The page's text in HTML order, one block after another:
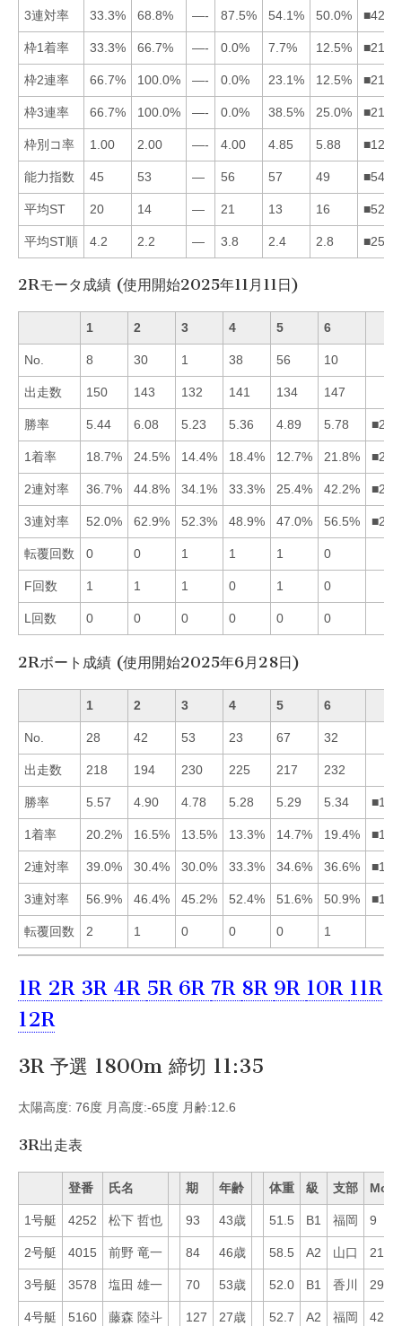
3連対率 33.3% 68.8% —- 87.5% 54.1% 50.0%
枠1着率 33.3% 66.7% —- 0.0% 7.7% 12.5%
枠2連率 66.7% 100.0% —- 0.0% 23.1% 12.5%
枠3連率 66.7% 100.0% —- 0.0% 38.5% 25.0%
枠別コ率 1.00 2.00 —- 4.00 4.85 5.88
能力指数 45 53 — 56 57 49
平均ST 20 14 — 21 13 16
平均ST順 4.2 2.2 — 3.8 2.4 2.8
2Rモータ成績 (使用開始2025年11月11日)
1 2 3 4 5 6
No. 8 30 1 38 56 10
出走数 150 143 132 141 134 147
勝率 5.44 6.08 5.23 5.36 4.89 5.78
1着率 18.7% 24.5% 14.4% 18.4% 12.7% 21.8%
2連対率 36.7% 44.8% 34.1% 33.3% 25.4% 42.2%
3連対率 52.0% 62.9% 52.3% 48.9% 47.0% 56.5%
転覆回数 0 0 1 1 1 0
F回数 1 1 1 0 1 0
L回数 0 0 0 0 0 0
2Rボート成績 (使用開始2025年6月28日)
1 2 3 4 5 6
No. 28 42 53 23 67 32
出走数 218 194 230 225 217 232
勝率 5.57 4.90 4.78 5.28 5.29 5.34
1着率 20.2% 16.5% 13.5% 13.3% 14.7% 19.4%
2連対率 39.0% 30.4% 30.0% 33.3% 34.6% 36.6%
3連対率 56.9% 46.4% 45.2% 52.4% 51.6% 50.9%
転覆回数 2 1 0 0 0 1
1R 2R 3R 4R 5R 6R 7R 8R 9R 10R 11R
12R
3R 予選 1800m 締切 11:35
太陽高度: 76度 月高度:-65度 月齢:12.6
3R出走表
登番 氏名 期 年齢 体重 級 支部 Mo
1号艇 4252 松下 哲也 93 43歳 51.5 B1 福岡 9
2号艇 4015 前野 竜一 84 46歳 58.5 A2 山口 21
3号艇 3578 塩田 雄一 70 53歳 52.0 B1 香川 29
4号艇 5160 藤森 陸斗 127 27歳 52.7 A2 福岡 42